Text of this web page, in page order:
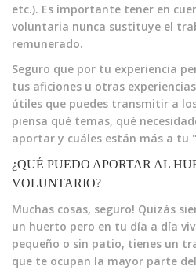
etc.). Es importante tener en
voluntaria nunca sustituye el
remunerado.
Seguro que por tu experiencia
tus aficiones u otras
útiles que puedes transmitir a
piensa qué temas, qué
aportar y cuáles están más a tu
¿QUÉ PUEDO APORTAR AL
VOLUNTARIO?
Muchas cosas, seguro! Quizás
un huerto pero en tu día a día
pequeño o sin patio, tienes un
que te ocupan la mayor parte